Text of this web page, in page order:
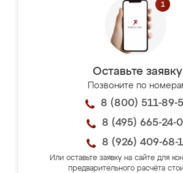
Оставьте заявку
Позвоните по
8 (800) 511-89-
8 (495) 665-24-
8 (926) 409-68-
Или оставьте заявку на сайте для
предварительного расчёта